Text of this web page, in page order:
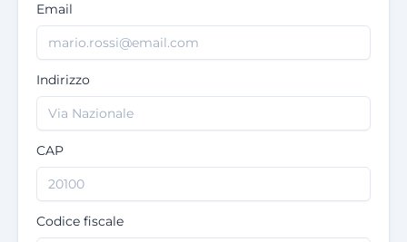
Email
Indirizzo
CAP
Codice fiscale